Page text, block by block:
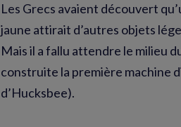
Les Grecs avaient découvert
jaune attirait d’autres objets
Mais il a fallu attendre le milieu
construite la première machine
d’Hucksbee).